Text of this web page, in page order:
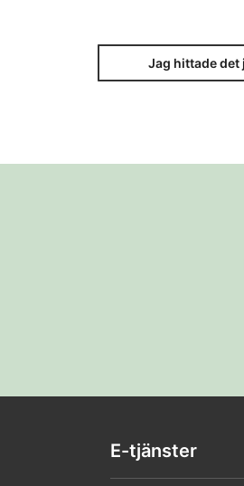
Jag hittade det
E-tjänster